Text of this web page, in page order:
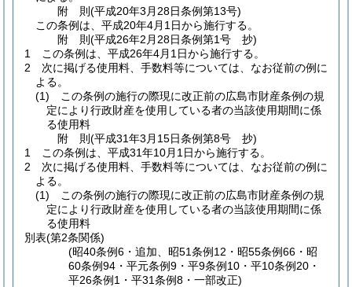
附 則(平成20年3月28日条例第13号)
この条例は、平成20年4月1日から施行する。
附 則(平成26年2月28日条例第1号 抄)
1
この条例は、平成26年4月1日から施行する。
2
次に掲げる使用料、手数料等については、なお従前の例に
よる。
(1)
この条例の施行の際現に改正前の広島市財産条例の規
定により行政財産を使用している者の当該使用期間に係
る使用料
附 則(平成31年3月15日条例第8号 抄)
1
この条例は、平成31年10月1日から施行する。
2
次に掲げる使用料、手数料等については、なお従前の例に
よる。
(1)
この条例の施行の際現に改正前の広島市財産条例の規
定により行政財産を使用している者の当該使用期間に係
る使用料
別表(第2条関係)
(昭40条例6・追加、昭51条例12・昭55条例66・昭
60条例94・平元条例9・平9条例10・平10条例20・
平26条例1・平31条例8・一部改正)